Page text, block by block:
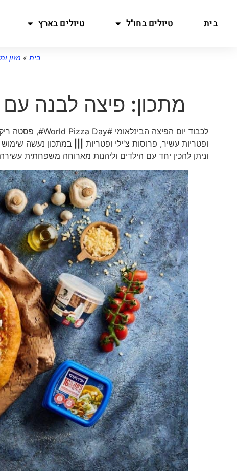
בית טיולים בחו"ל טיולים בארץ
בית » מזון
מתכון: פיצה לבנה
לכבוד יום הפיצה הבינלאומי #World Pizza Day#, פסטה ריקו מציעה מתכון
ופטריות עשיר, פרוסות צ'ילי ופטריות
במתכון נעשה
וניתן להכין יחד עם הילדים וליהנות מארוחה משפחתית